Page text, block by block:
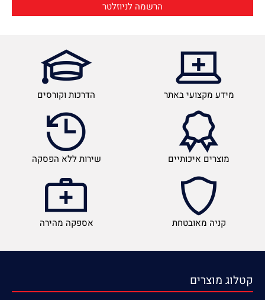
מידע מקצועי באתר הדרכות וקורסים
מוצרים איכותיים שירות ללא הפסקה
קניה מאובטחת אספקה מהירה
קטלוג מוצרים